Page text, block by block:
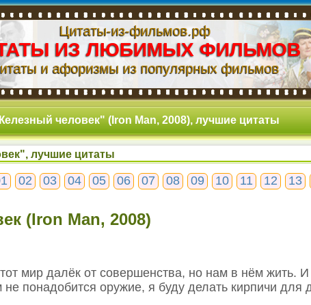
Цитаты-из-фильмов.рф
ИЗ ЛЮБИМЫХ ФИЛЬМОВ
и афоризмы из популярных фильмов
человек" (Iron Man, 2008), лучшие цитаты
лучшие цитаты
02 03 04 05 06 07 08 09 10 11 12 13
(Iron Man, 2008)
мир далёк от совершенства, но нам в нём жить. И
понадобится оружие, я буду делать кирпичи для